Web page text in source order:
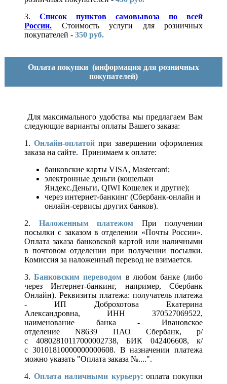
3. Список пунктов самовывоза по всей
России.
Стоимость услуги для розничных
покупателей - 350 руб.
Оплата покупки (информация для розничных
покупателей)
Для максимального удобства мы предлагаем Вам
следующие варианты оплаты Вашего заказа:
1. Онлайн-оплатой при завершении оформления
заказа на сайте. Принимаем к оплате:
банковские карты VISA, Mastercard;
электронные деньги (кошельки
Яндекс.Деньги, QIWI Кошелек и другие);
через интернет-банкинг (Сбербанк-онлайн и
онлайн-сервисы других банков).
2. Наложенным платежом При получении
посылки с заказом в отделении «Почты России».
Оплата заказа банковской картой или наличными
в почтовом отделении при получении посылки.
Комиссия за наложенный перевод не взимается.
3.Банковским переводом в любом банке (либо
через Интернет-банкинг, например, Сбербанк
Онлайн). Реквизиты платежа: получатель платежа
- ИП Доброхотова Екатерина
Александровна, ИНН 370527069522,
наименование банка - Ивановское
отделение N8639 ПАО Сбербанк, р/
с 40802810117000002738, БИК 042406608, к/
с 30101810000000000608. В назначении платежа
можно указать "Оплата заказа №....".
4. Оплата наличными курьеру: оплата покупки